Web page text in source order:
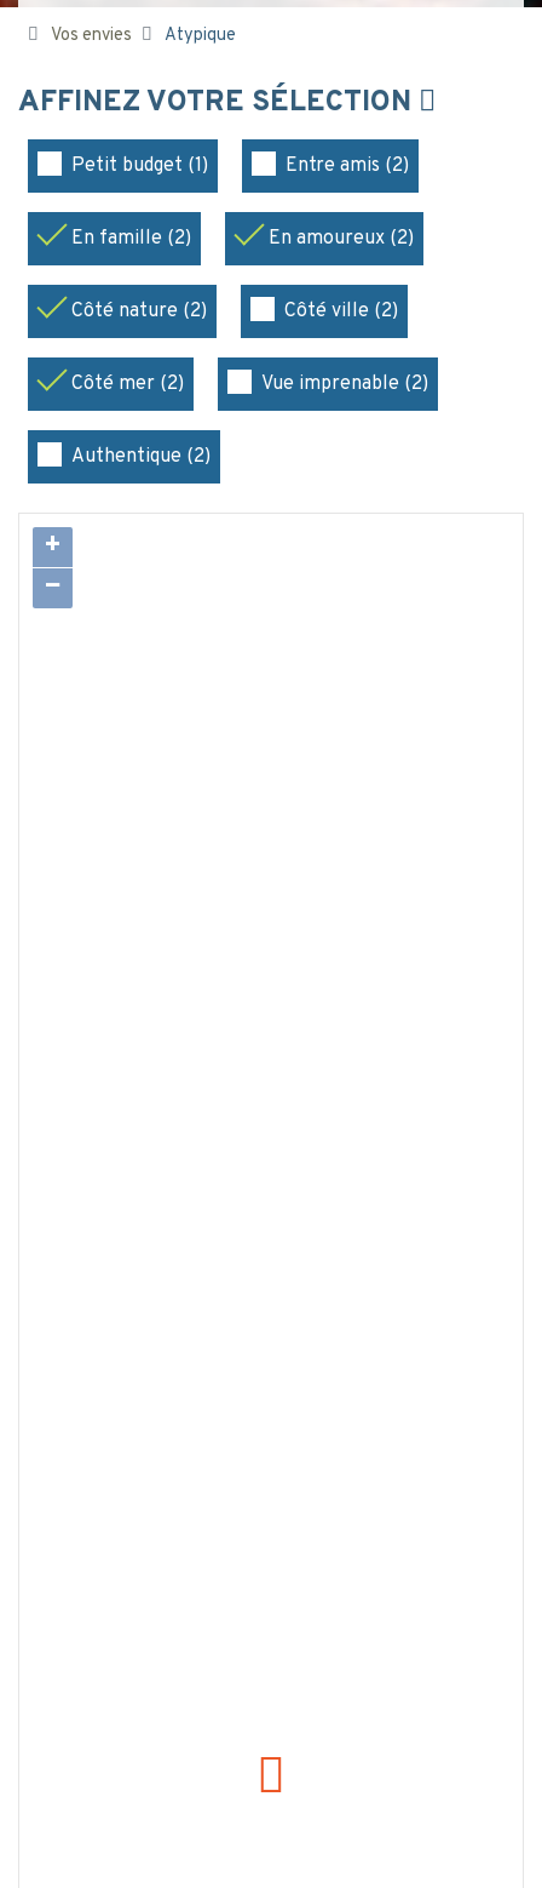
Vos envies Atypique
AFFINEZ VOTRE SÉLECTION
Petit budget (1) Entre amis (2)
En famille (2) En amoureux (2)
Côté nature (2) Côté ville (2)
Côté mer (2) Vue imprenable (2)
Authentique (2)
+
−